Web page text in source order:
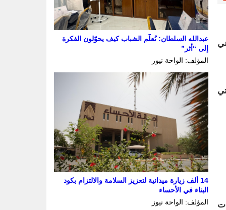
عبدالله السلطان: نُعلّم الشباب كيف يحوّلون الفكرة
إلى “أثر”
المؤلف: الواحة نيوز
14 ألف زيارة ميدانية لتعزيز السلامة والالتزام بكود
البناء في الأحساء
المؤلف: الواحة نيوز